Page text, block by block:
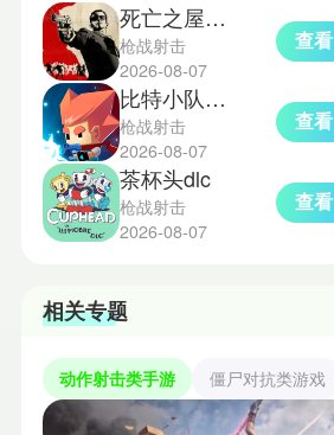
死亡之屋过度杀戮手机版
枪战射击
2026-08-07
查看
比特小队移植版
枪战射击
2026-08-07
查看
茶杯头dlc
枪战射击
2026-08-07
查看
相关专题
动作射击类手游 僵尸对抗类游戏